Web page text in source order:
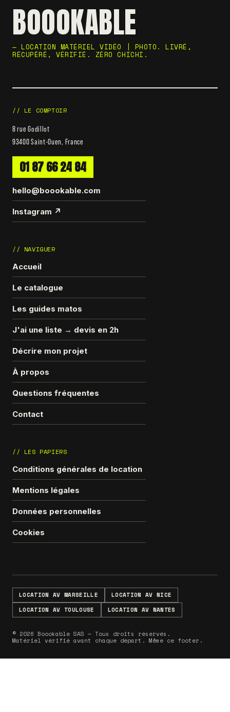
BOOOKABLE
— LOCATION MATÉRIEL VIDÉO | PHOTO. LIVRÉ,
RÉCUPÉRÉ, VÉRIFIÉ. ZÉRO CHICHI.
// LE COMPTOIR
8 rue Godillot
93400 Saint-Ouen, France
01 87 66 24 84
hello@boookable.com
Instagram ↗
// NAVIGUER
Accueil
Le catalogue
Les guides matos
J'ai une liste → devis en 2h
Décrire mon projet
À propos
Questions fréquentes
Contact
// LES PAPIERS
Conditions générales de location
Mentions légales
Données personnelles
Cookies
LOCATION AV MARSEILLE
LOCATION AV NICE
LOCATION AV TOULOUSE
LOCATION AV NANTES
© 2026 Boookable SAS — Tous droits réservés.
Matériel vérifié avant chaque départ. Même ce footer.